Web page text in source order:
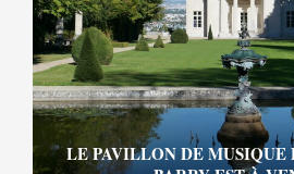
LE PAVILLON DE MUSIQUE